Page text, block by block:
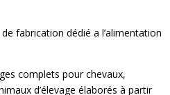
fabrication dédié a l’alimentation
complets pour chevaux,
d’élevage élaborés à partir